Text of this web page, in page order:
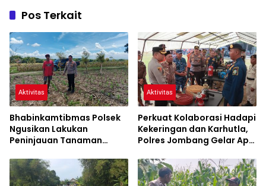
Pos Terkait
Aktivitas
Bhabinkamtibmas Polsek
Ngusikan Lakukan
Peninjauan Tanaman
Mendukung Ketahanan
Pangan
Aktivitas
Perkuat Kolaborasi Hadapi
Kekeringan dan Karhutla,
Polres Jombang Gelar Apel